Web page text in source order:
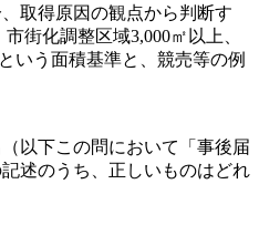
取得原因の観点から判断す
街化調整区域3,000㎡以上、
いう面積基準と、競売等の例
以下この問において「事後届
述のうち、正しいものはどれ